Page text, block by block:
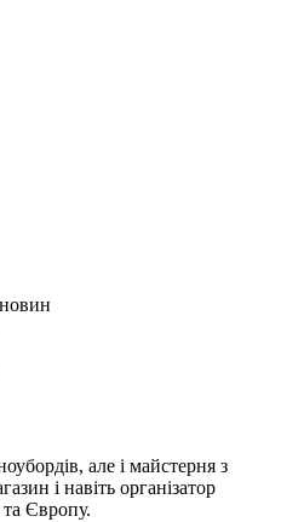
але і майстерня з
і навіть організатор
Європу.